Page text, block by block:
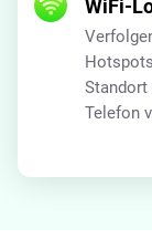
WiFi-
Standort
Telefon